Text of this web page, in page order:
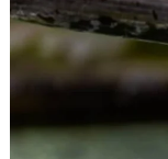
Empresa de
Empresa de
Empresa que faz